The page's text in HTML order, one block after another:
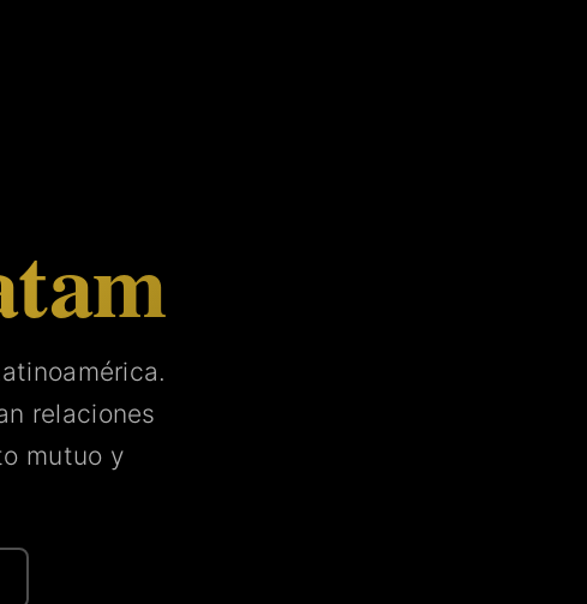
relaciones
mutuo y